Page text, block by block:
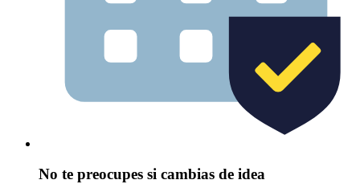
No te preocupes si cambias de idea